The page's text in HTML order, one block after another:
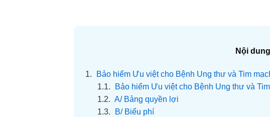
Nội
1.
Bảo hiểm Ưu việt cho Bệnh Ung thư và Tim
1.1.
Bảo hiểm Ưu việt cho Bệnh Ung thư và
1.2. A/ Bảng quyền lợi
1.3.
B/ Biểu phí